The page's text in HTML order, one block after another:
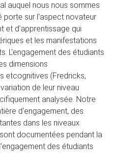
auquel nous nous sommes
porte sur l'aspect novateur
et d'apprentissage qui
et les manifestations
L'engagement des étudiants
dimensions
etcognitives (Fredricks,
de leur niveau
analysée. Notre
d'engagement, des
dans les niveaux
documentées pendant la
des étudiants